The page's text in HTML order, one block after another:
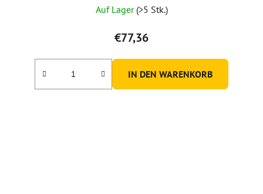
Auf Lager (>5 Stk.)
€77,36
IN DEN WARENKORB